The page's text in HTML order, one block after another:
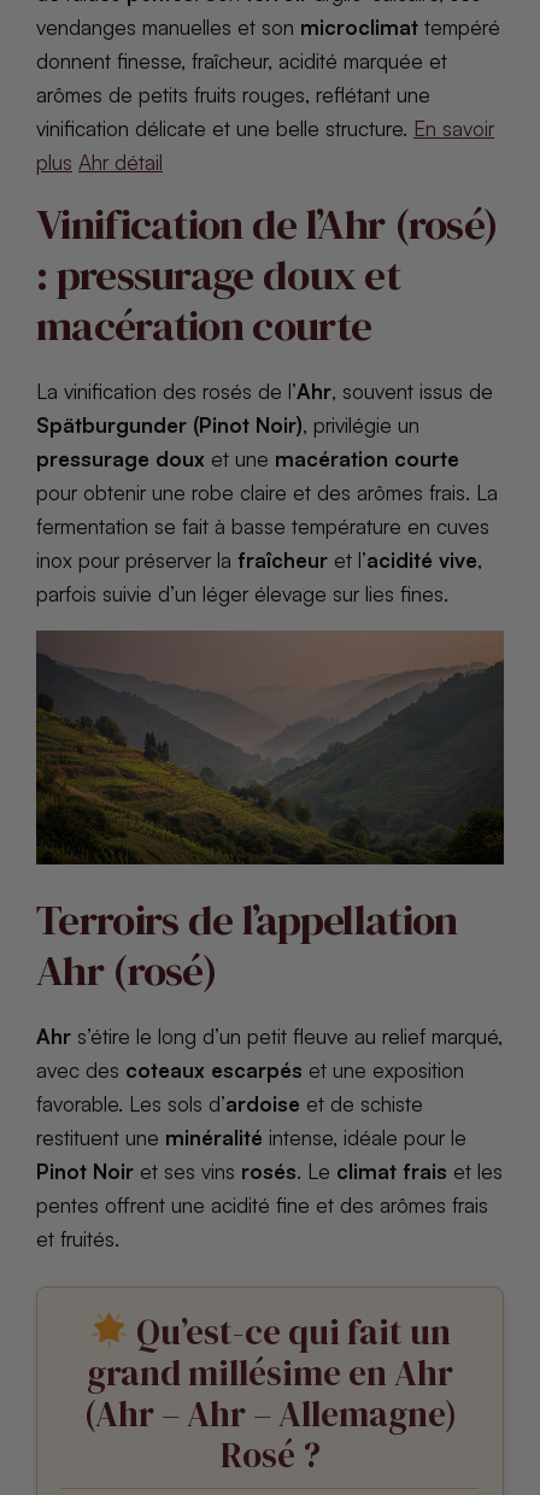
vendanges manuelles et son microclimat tempéré
donnent finesse, fraîcheur, acidité marquée et
arômes de petits fruits rouges, reflétant une
vinification délicate et une belle structure. En savoir
plus Ahr détail
Vinification de l’Ahr (rosé)
: pressurage doux et
macération courte
La vinification des rosés de l’Ahr, souvent issus de
Spätburgunder (Pinot Noir), privilégie un
pressurage doux et une macération courte
pour obtenir une robe claire et des arômes frais. La
fermentation se fait à basse température en cuves
inox pour préserver la fraîcheur et l’acidité vive,
parfois suivie d’un léger élevage sur lies fines.
Terroirs de l’appellation
Ahr (rosé)
Ahr s’étire le long d’un petit fleuve au relief marqué,
avec des coteaux escarpés et une exposition
favorable. Les sols d’ardoise et de schiste
restituent une minéralité intense, idéale pour le
Pinot Noir et ses vins rosés. Le climat frais et les
pentes offrent une acidité fine et des arômes frais
et fruités.
Qu’est-ce qui fait un
grand millésime en Ahr
(Ahr – Ahr – Allemagne)
Rosé ?